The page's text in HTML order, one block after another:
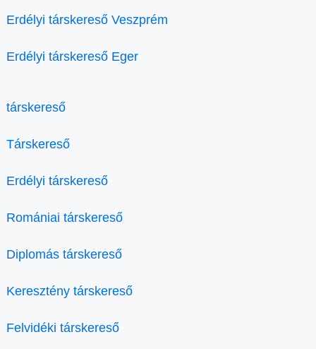
Erdélyi társkereső Veszprém
Erdélyi társkereső Eger
társkereső
Társkereső
Erdélyi társkereső
Romániai társkereső
Diplomás társkereső
Keresztény társkereső
Felvidéki társkereső